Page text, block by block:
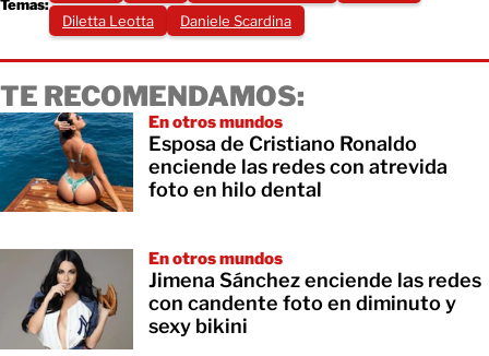
Temas:
Diletta Leotta
Daniele Scardina
TE RECOMENDAMOS:
En otros mundos
Esposa de Cristiano Ronaldo
enciende las redes con atrevida
foto en hilo dental
En otros mundos
Jimena Sánchez enciende las redes
con candente foto en diminuto y
sexy bikini